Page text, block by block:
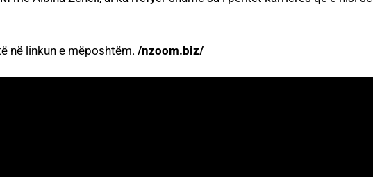
në linkun e mëposhtëm. /nzoom.biz/